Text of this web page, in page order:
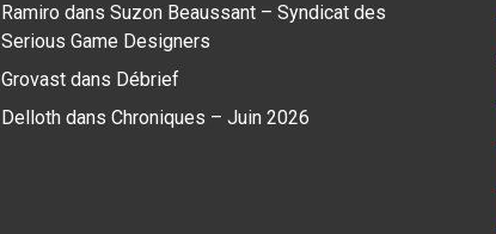
Ramiro dans Suzon Beaussant – Syndicat des
Serious Game Designers
Grovast dans Débrief
Delloth dans Chroniques – Juin 2026